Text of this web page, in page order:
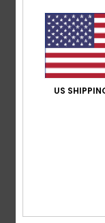
28. kesäkuuta
The quality is
Comfort: 5
I recommend
US